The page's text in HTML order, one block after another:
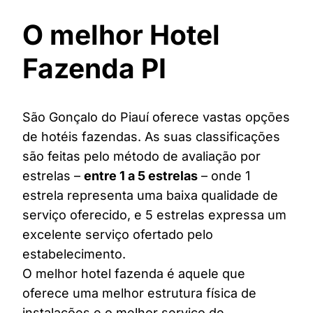
O melhor Hotel
Fazenda PI
São Gonçalo do Piauí oferece vastas opções
de hotéis fazendas. As suas classificações
são feitas pelo método de avaliação por
estrelas – entre 1 a 5 estrelas – onde 1
estrela representa uma baixa qualidade de
serviço oferecido, e 5 estrelas expressa um
excelente serviço ofertado pelo
estabelecimento.
O melhor hotel fazenda é aquele que
oferece uma melhor estrutura física de